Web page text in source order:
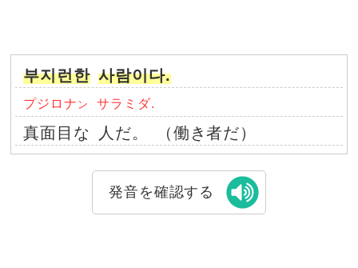
부지런한 사람이다.
プジロナ ン サラミダ.
真面目な 人だ。 （働き者だ）
発音を確認する